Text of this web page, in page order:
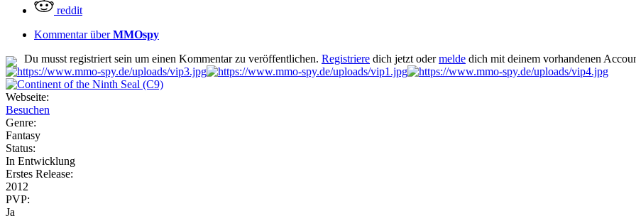
reddit
Kommentar überMMOspy
Du musst registriert sein um einen Kommentar zu veröffentlichen. Registriere dich jetzt odermelde dich mit deinem vorhandenen
Webseite:
Besuchen
Genre:
Fantasy
Status:
In Entwicklung
Erstes Release:
2012
PVP:
Ja